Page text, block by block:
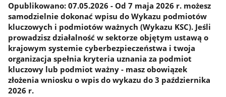
​​​Opublikowano: 07.05.2026 - Od 7 maja 2026 r. możesz
samodzielnie dokonać wpisu do Wykazu podmiotów
kluczowych i podmiotów ważnych (Wykazu KSC). Jeśli
prowadzisz działalność w sektorze objętym ustawą o
krajowym systemie cyberbezpieczeństwa i twoja
organizacja spełnia kryteria uznania za podmiot
kluczowy lub podmiot ważny - masz obowiązek
złożenia wniosku o wpis do wykazu do 3 października
2026 r.